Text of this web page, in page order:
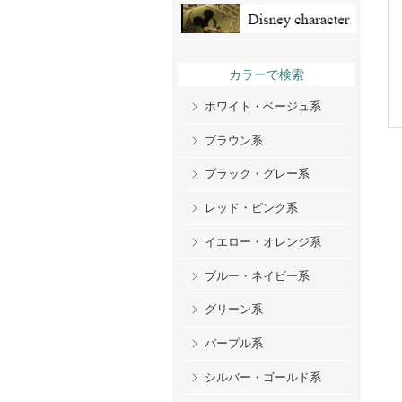
カラーで検索
ホワイト・ベージュ系
ブラウン系
ブラック・グレー系
レッド・ピンク系
イエロー・オレンジ系
ブルー・ネイビー系
グリーン系
パープル系
シルバー・ゴールド系